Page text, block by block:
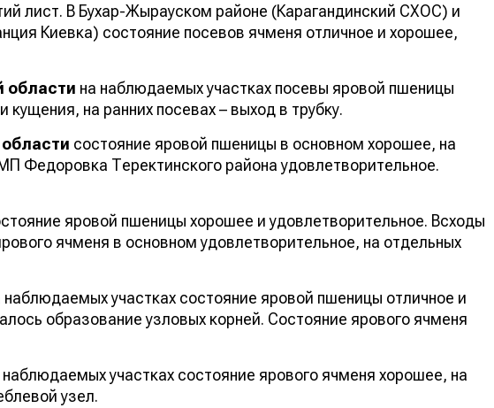
лист. В Бухар-Жырауском районе (Карагандинский СХОС) и
Киевка) состояние посевов ячменя отличное и хорошее,
области на наблюдаемых участках посевы яровой пшеницы
кущения, на ранних посевах – выход в трубку.
состояние яровой пшеницы в основном хорошее, на
Федоровка Теректинского района удовлетворительное.
яровой пшеницы хорошее и удовлетворительное. Всходы
ячменя в основном удовлетворительное, на отдельных
наблюдаемых участках состояние яровой пшеницы отличное и
образование узловых корней. Состояние ярового ячменя
наблюдаемых участках состояние ярового ячменя хорошее, на
узел.